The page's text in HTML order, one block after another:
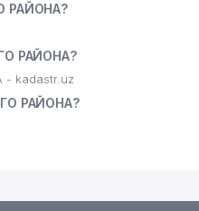
РАЙОНА?
РАЙОНА?
kadastr.uz
РАЙОНА?